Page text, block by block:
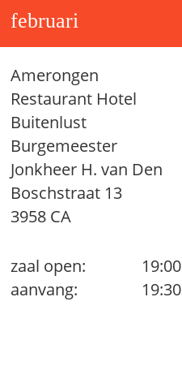
februari
Amerongen
Restaurant Hotel
Buitenlust
Burgemeester
Jonkheer H. van Den
Boschstraat 13
3958 CA
zaal open:
19:00
aanvang:
19:30